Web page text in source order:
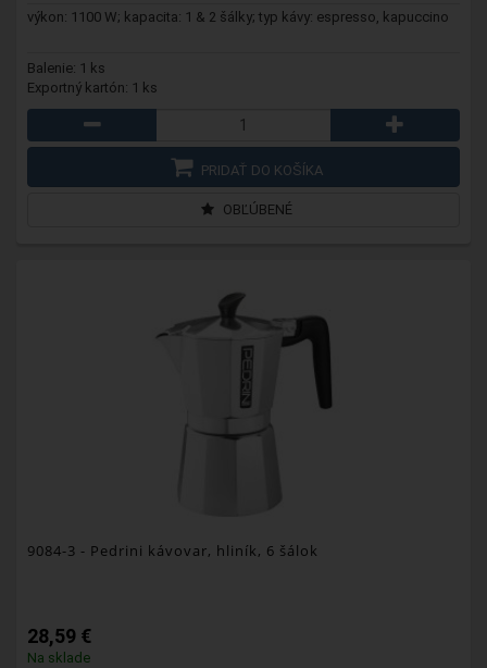
výkon: 1100 W; kapacita: 1 & 2 šálky; typ kávy: espresso, kapuccino
Balenie: 1 ks
Exportný kartón: 1 ks
PRIDAŤ DO KOŠÍKA
OBĽÚBENÉ
9084-3 - Pedrini kávovar, hliník, 6 šálok
28,59 €
Na sklade